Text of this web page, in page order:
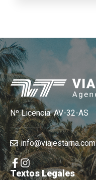
Nº Licencia: AV-32-AS
info@viajestarna.com
Textos Legales